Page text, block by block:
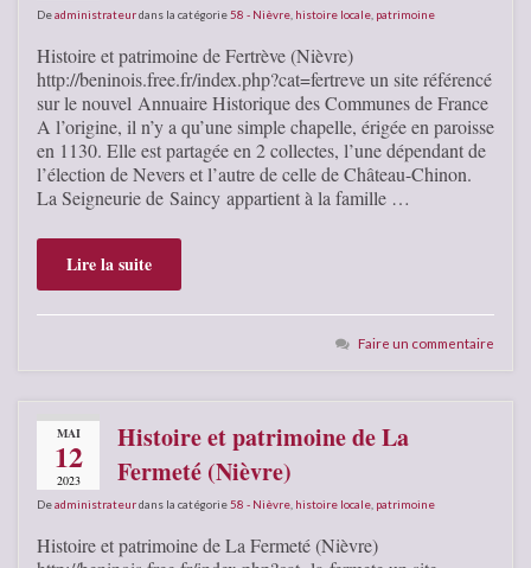
Deadministrateurdans la catégorie 58 - Nièvre histoire locale patrimoine
Histoire et patrimoine de Fertrève (Nièvre)
http://beninois.free.fr/index.php?cat=fertreve un site référencé
sur le nouvel Annuaire Historique des Communes de France
A l’origine, il n’y a qu’une simple chapelle, érigée en paroisse
en 1130. Elle est partagée en 2 collectes, l’une dépendant de
l’élection de Nevers et l’autre de celle de Château-Chinon.
La Seigneurie de Saincy appartient à la famille …
Lire la suite
Faire un commentaire
MAI
12
2023
Histoire et patrimoine de La
Fermeté (Nièvre)
Deadministrateurdans la catégorie 58 - Nièvre histoire locale patrimoine
Histoire et patrimoine de La Fermeté (Nièvre)